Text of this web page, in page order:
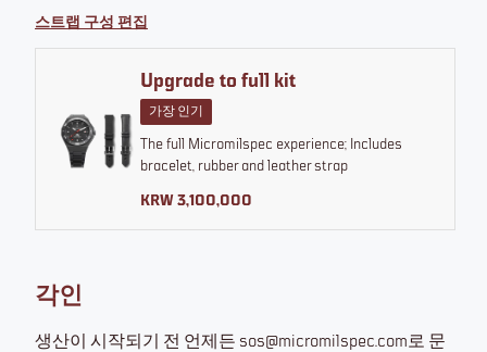
부터 KRW 2,900,000
모든 가격에는 VAT/세금이 포함됩니다
스트랩 구성 편집
Upgrade to full kit
가장 인기
The full Micromilspec experience; Includes
bracelet, rubber and leather strap
KRW 3,100,000
각인
생산이 시작되기 전 언제든 sos@micromilspec.com로 문